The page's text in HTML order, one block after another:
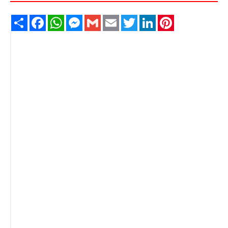
Share FacebookWhatsAppMessenger
Gmail Email TwitterLinkedIn